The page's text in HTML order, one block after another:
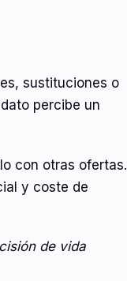
sustituciones o
percibe un
con otras ofertas.
y coste de
de vida